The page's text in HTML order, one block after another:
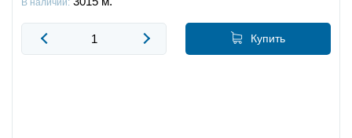
Купить